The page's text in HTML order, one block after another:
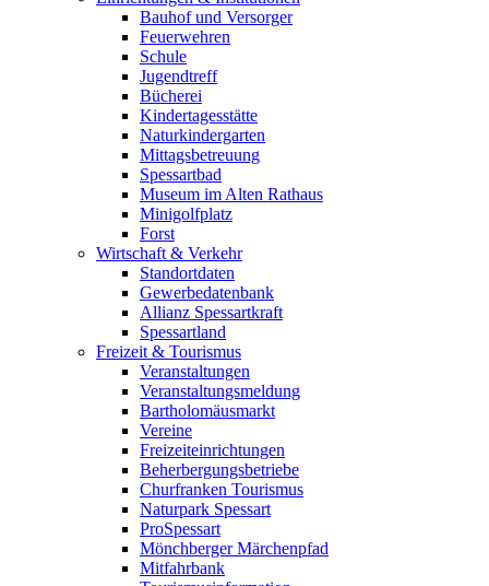
Bauhof und Versorger
Feuerwehren
Schule
Jugendtreff
Bücherei
Kindertagesstätte
Naturkindergarten
Mittagsbetreuung
Spessartbad
Museum im Alten Rathaus
Minigolfplatz
Forst
Wirtschaft & Verkehr
Standortdaten
Gewerbedatenbank
Allianz Spessartkraft
Spessartland
Freizeit & Tourismus
Veranstaltungen
Veranstaltungsmeldung
Bartholomäusmarkt
Vereine
Freizeiteinrichtungen
Beherbergungsbetriebe
Churfranken Tourismus
Naturpark Spessart
ProSpessart
Mönchberger Märchenpfad
Mitfahrbank